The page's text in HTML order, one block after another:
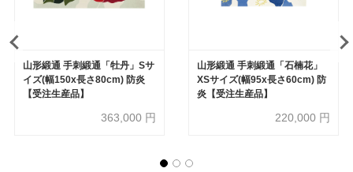
山形緞通 手刺緞通「牡丹」Sサ
イズ(幅150x長さ80cm) 防炎
【受注生産品】
363,000 円
山形緞通 手刺緞通「石楠花」
XSサイズ(幅95x長さ60cm) 防
炎【受注生産品】
220,000 円